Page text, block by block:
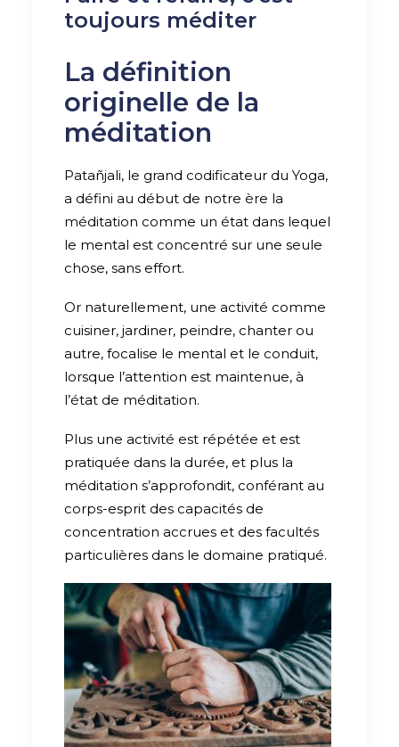
toujours méditer
La définition
originelle de la
méditation
Patañjali, le grand codificateur du Yoga,
a défini au début de notre ère la
méditation comme un état dans lequel
le mental est concentré sur une seule
chose, sans effort.
Or naturellement, une activité comme
cuisiner, jardiner, peindre, chanter ou
autre, focalise le mental et le conduit,
lorsque l’attention est maintenue, à
l’état de méditation.
Plus une activité est répétée et est
pratiquée dans la durée, et plus la
méditation s’approfondit, conférant au
corps-esprit des capacités de
concentration accrues et des facultés
particulières dans le domaine pratiqué.